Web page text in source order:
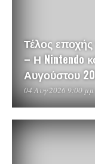
Τέλος εποχής
– Η Nintendo
Αυγούστου
04 Αυγ 2026 9:00 μμ